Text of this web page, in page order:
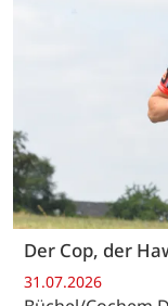
Der Cop, der
31.07.2026